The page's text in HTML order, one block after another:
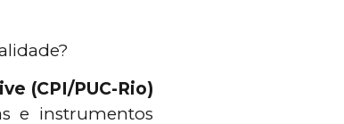
(CPI/PUC-Rio)
e instrumentos